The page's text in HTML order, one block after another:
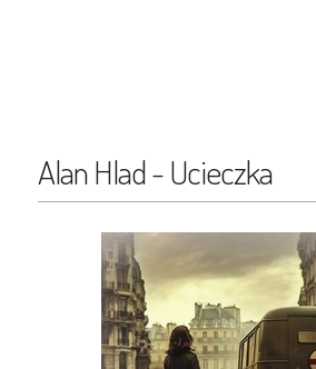
Alan Hlad - Ucieczka